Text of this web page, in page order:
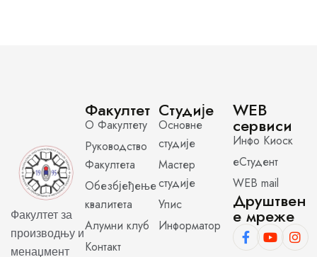
Факултет за
производњу и
менаџмент
Факултет
О Факултету
Руководство
Факултета
Обезбјеђење
квалитета
Алумни клуб
Контакт
Студије
Основне
студије
Мастер
студије
Упис
Информатор
WEB
сервиси
Инфо Киоск
еСтудент
WEB mail
Друштвен
е мреже